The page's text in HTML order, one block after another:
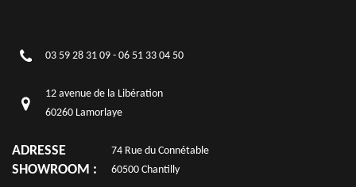
03 59 28 31 09 - 06 51 33 04 50
12 avenue de la Libération
60260 Lamorlaye
ADRESSE
SHOWROOM :
74 Rue du Connétable
60500 Chantilly